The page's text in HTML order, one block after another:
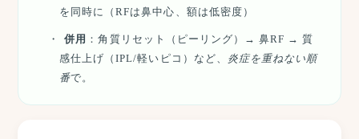
を同時に（RFは鼻中心、額は低密度）
併用 ：角質リセット（ピーリング）→ 鼻RF → 質
感仕上げ（IPL/軽いピコ）など、 炎症を重ねない順
番で。